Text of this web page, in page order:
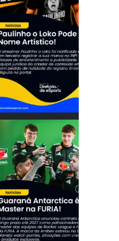
O BRASIL DOMINANDO O SERVIDOR!
GUARANÁ ANTARCTICA
42 0